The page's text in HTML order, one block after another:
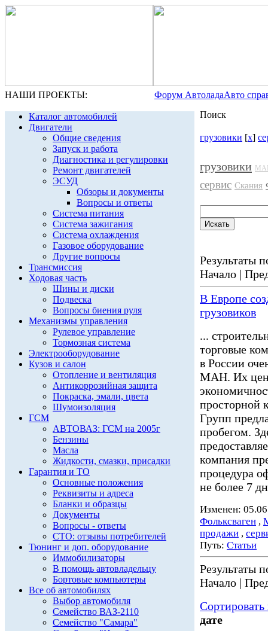
НАШИ ПРОЕКТЫ: Форум АвтоладаАвто
Каталог автомобилей
Двигатели
Общие сведения
Запуск и работа
Диагностика и регулировки
Ремонт двигателей
ЭСУД
Обзоры и документы
Вопросы и ответы
Система питания
Система зажигания
Система охлаждения
Газовое оборудование
Другие вопросы
Трансмиссия
Ходовая часть
Шины и диски
Подвеска
Вопросы биения руля
Механизмы управления
Рулевое управление
Тормозная система
Электрооборудование
Кузов и салон
Отопление и вентиляция
Антикоррозийная защита
Покраска, эмали, цвета
Шумоизоляция
ГСМ
АВТОВАЗ: ГСМ на 2005г
Бензины
Масла
Жидкости, смазки, присадки
Гарантия и ТО
Основные положения
Реквизиты и адреса
Бланки и образцы
Документы
Вопросы - ответы
СТО: отзывы потребителей
Тюнинг и доп. оборудование
Иммобилизаторы
В помощь автовладельцу
Бортовые компьютеры
Все об автомобилях
Выбор автомобиля
Семейство ВАЗ-2110
Семейство "Самара"
Поиск
грузовики [x]
грузовики
сервис Скания
Результаты
Начало |
В Европе
грузовиков
...
торговые
в России
МАН. Их
просторной
Групп
пробегом.
компания
процедура
не более 7
Изменен:
Фольксваген ,
продажи ,
Путь: Статьи
Результаты
Начало |
дате